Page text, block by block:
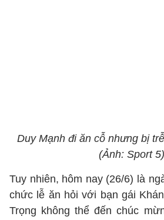
Duy Mạnh đi ăn cỗ nhưng bị
(Ảnh: Sport 5)
Tuy nhiên, hôm nay (26/6) là
chức lễ ăn hỏi với bạn gái
Trọng không thể đến chúc